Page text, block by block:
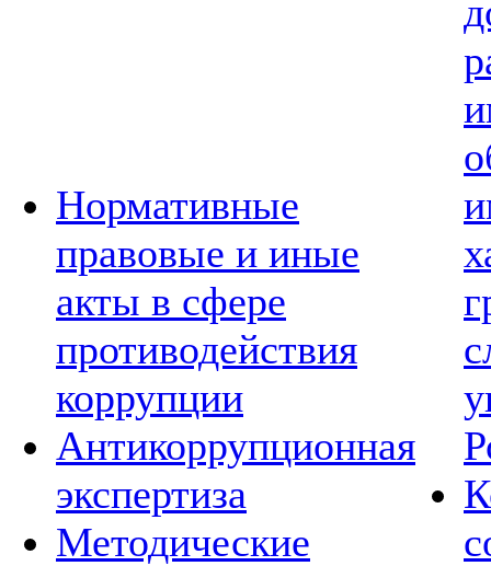
Нормативные
правовые и иные
акты в сфере
противодействия
коррупции
Антикоррупционная
экспертиза
Методические